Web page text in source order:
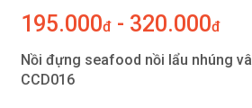
195.000đ - 320.000đ
Nồi đựng seafood nồi lẩu nhúng
CCD016